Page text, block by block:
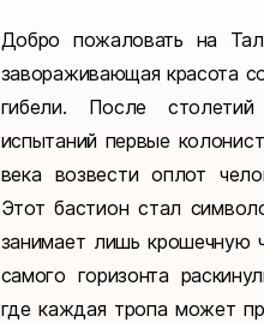
Добро пожаловать на
завораживающая красота
гибели. После
испытаний первые
века возвести оплот
Этот бастион стал
занимает лишь крошечную
самого горизонта
где каждая тропа может